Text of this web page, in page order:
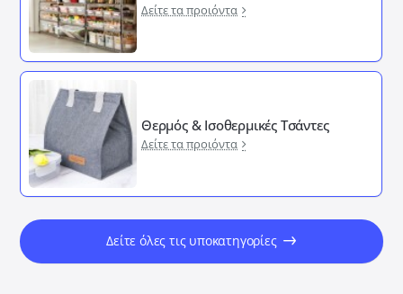
Δείτε τα προιόντα
Θερμός & Ισοθερμικές Τσάντες
Δείτε τα προιόντα
Δείτε όλες τις υποκατηγορίες